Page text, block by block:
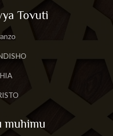
Tovuti
muhimu